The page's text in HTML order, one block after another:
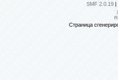
SMF 2.0.19 |
Страница